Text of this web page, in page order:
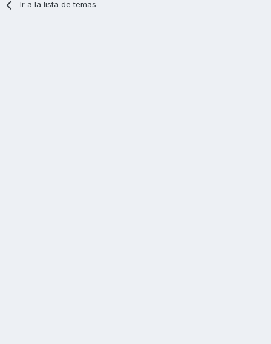
Ir a la lista de temas